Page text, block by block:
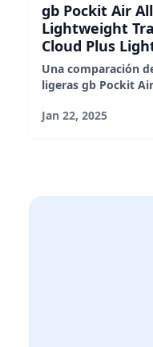
gb Pockit Air
Lightweight
Cloud Plus
Una comparación
ligeras gb Pockit
para
Jan 22, 2025